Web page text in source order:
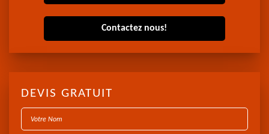
Contactez nous!
DEVIS GRATUIT